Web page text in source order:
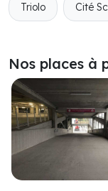
Triolo Cité
Nos places à